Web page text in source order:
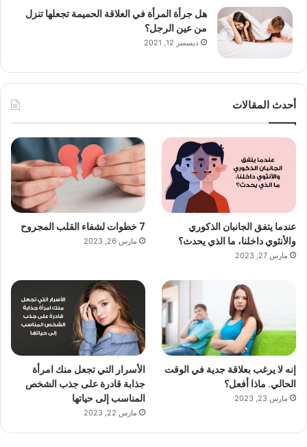
هل جرأة المرأة في العلاقة الحميمة تجعلها تنزل
من عين الرجل؟
ديسمبر 12, 2021
أحدث المقالات
عندما يتفق الجانبان الذكوري
والأنثوي داخلنا، ما الذي يحدث؟
مارس 27, 2023
7 خطوات لشفاء القلب المجروح
مارس 26, 2023
إنه لا يرغب بعلاقة جدية في الوقت
الحالي. ماذا أفعل؟
مارس 23, 2023
الأسرار التي تجعل منك امرأة
جذابة قادرة على جذب الشخص
المناسب إلى حياتها
مارس 22, 2023